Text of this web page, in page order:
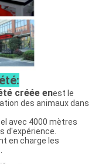
créée enest le
des animaux dans
avec 4000 mètres
d'expérience.
en charge les